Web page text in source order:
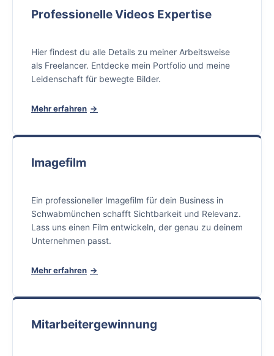
Professionelle Videos Expertise
Hier findest du alle Details zu meiner Arbeitsweise
als Freelancer. Entdecke mein Portfolio und meine
Leidenschaft für bewegte Bilder.
Mehr erfahren
Imagefilm
Ein professioneller Imagefilm für dein Business in
Schwabmünchen schafft Sichtbarkeit und Relevanz.
Lass uns einen Film entwickeln, der genau zu deinem
Unternehmen passt.
Mehr erfahren
Mitarbeitergewinnung